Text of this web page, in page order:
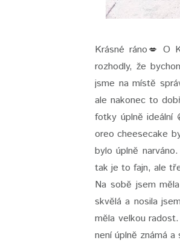
Krásné ráno 💋 O
rozhodly, že
jsme na místě
ale nakonec to
fotky úplně ideální
oreo cheesecake
bylo úplně
tak je to fajn, ale
Na sobě jsem
skvělá a nosila
měla velkou
není úplně známá